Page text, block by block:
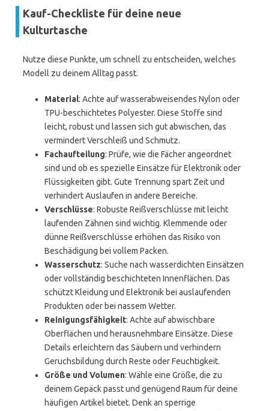
Kauf-Checkliste für deine neue
Kulturtasche
Nutze diese Punkte, um schnell zu entscheiden, welches
Modell zu deinem Alltag passt.
Material: Achte auf wasserabweisendes Nylon oder
TPU-beschichtetes Polyester. Diese Stoffe sind
leicht, robust und lassen sich gut abwischen, das
vermindert Verschleiß und Schmutz.
Fachaufteilung: Prüfe, wie die Fächer angeordnet
sind und ob es spezielle Einsätze für Elektronik oder
Flüssigkeiten gibt. Gute Trennung spart Zeit und
verhindert Auslaufen in andere Bereiche.
Verschlüsse: Robuste Reißverschlüsse mit leicht
laufenden Zähnen sind wichtig. Klemmende oder
dünne Reißverschlüsse erhöhen das Risiko von
Beschädigung bei vollem Packen.
Wasserschutz: Suche nach wasserdichten Einsätzen
oder vollständig beschichteten Innenflächen. Das
schützt Kleidung und Elektronik bei auslaufenden
Produkten oder bei nassem Wetter.
Reinigungsfähigkeit: Achte auf abwischbare
Oberflächen und herausnehmbare Einsätze. Diese
Details erleichtern das Säubern und verhindern
Geruchsbildung durch Reste oder Feuchtigkeit.
Größe und Volumen: Wähle eine Größe, die zu
deinem Gepäck passt und genügend Raum für deine
häufigen Artikel bietet. Denk an sperrige